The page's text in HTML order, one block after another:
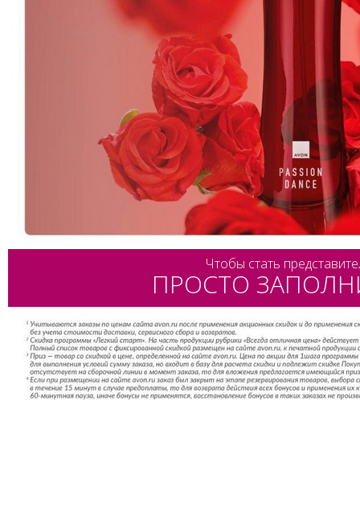
Чтобы стать
ПРОСТО